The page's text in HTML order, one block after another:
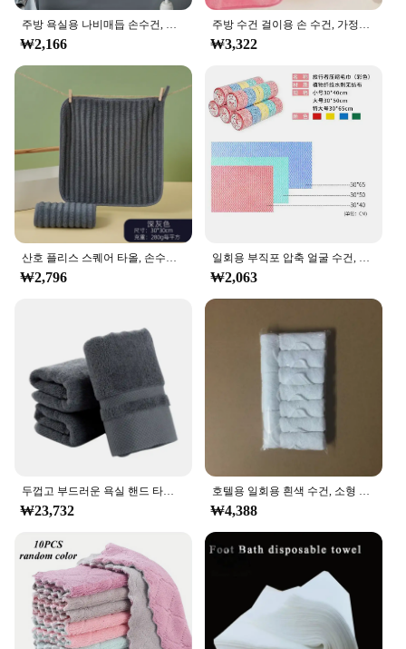
주방 욕실용 나비매듭 손수건, 산호 벨벳, 극세사, 부드럽고 빠른 건조, 흡수성, 청소용 천, 가정용 사우나 테리 타월
₩2,166
주방 수건 걸이용 손 수건, 가정용 욕실 용품, 흡수성 냅킨, 목욕 가운, 섬유 정원용 산호 양털, 2 개, 4 개
₩3,322
산호 플리스 스퀘어 타올, 손수건, 주방, 욕실, 부드러운 흡수, 탈모 없음, 빠른 건조
₩2,796
일회용 부직포 압축 얼굴 수건, 여행 및 호텔 용품, 극세사 수건, 핸드 타올, 여행 도구
₩2,063
₩23,732 ₩4,388